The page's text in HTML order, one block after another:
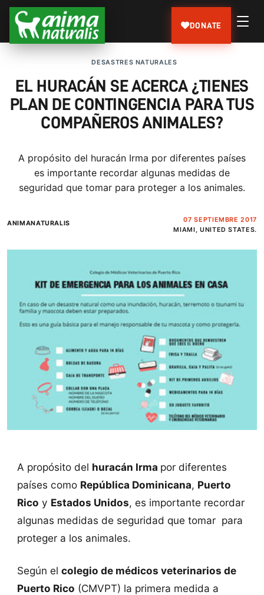
DONATE
DESASTRES NATURALES
EL HURACÁN SE ACERCA ¿TIENES
PLAN DE CONTINGENCIA PARA TUS
COMPAÑEROS ANIMALES?
A propósito del huracán Irma por diferentes países
es importante recordar algunas medidas de
seguridad que tomar para proteger a los animales.
ANIMANATURALIS
07 SEPTIEMBRE 2017
MIAMI, UNITED STATES.
A propósito del huracán Irma por diferentes
países como República Dominicana, Puerto
Rico y Estados Unidos, es importante recordar
algunas medidas de seguridad que tomar para
proteger a los animales.
Según el colegio de médicos veterinarios de
Puerto Rico (CMVPT) la primera medida a